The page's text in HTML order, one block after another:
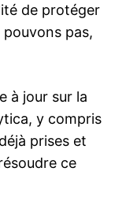
de protéger
pas,
à jour sur la
y compris
prises et
ce